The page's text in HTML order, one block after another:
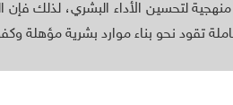
منهجية لتحسين الأداء البشري، لذلك
تقود نحو بناء موارد بشرية مؤهلة